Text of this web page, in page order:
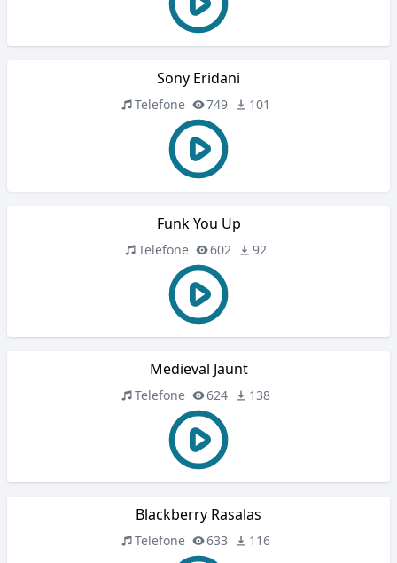
Sony Eridani
Telefone 749 101
Funk You Up
Telefone 602 92
Medieval Jaunt
Telefone 624 138
Blackberry Rasalas
Telefone 633 116